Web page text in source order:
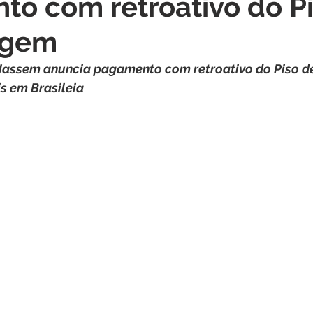
de Esclarecimento
com retroativo do
anuncia pagamento com retroativo do Piso
em Brasileia